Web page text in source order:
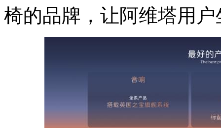
椅的品牌，让阿维塔用